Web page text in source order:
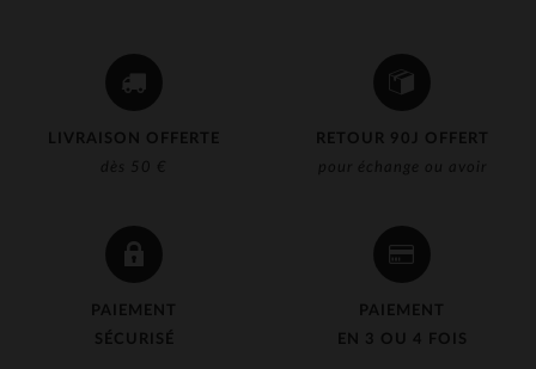
LIVRAISON OFFERTE
dès 50 €
RETOUR 90J OFFERT
pour échange ou avoir
PAIEMENT
SÉCURISÉ
PAIEMENT
EN 3 OU 4 FOIS